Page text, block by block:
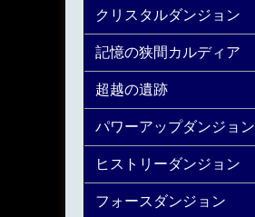
クリスタルダンジョン
記憶の狭間カルディア
超越の遺跡
パワーアップダンジョン
ヒストリーダンジョン
フォースダンジョン